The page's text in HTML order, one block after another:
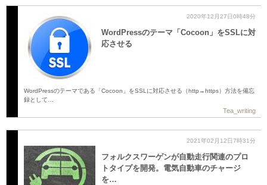
2020年12月27日0時48分
WordPressのテーマ「Cocoon」をSSLに対
応させる
WordPressのテーマである「Cocoon」をSSLに対応させる（http→https）方法を備忘
録として…
Tea_writing
2021年02月12日7時31分
フォルクスワーゲンが自動走行関連のプロ
トタイプを開発。電気自動車のチャージ
を…